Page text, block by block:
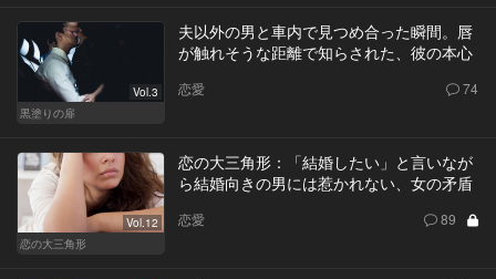
Vol.3
黒塗りの扉
夫以外の男と車内で見つめ合った瞬間。唇
が触れそうな距離で知らされた、彼の本心
恋愛 74
Vol.12
恋の大三角形
恋の大三角形：「結婚したい」と言いなが
ら結婚向きの男には惹かれない、女の矛盾
恋愛 89